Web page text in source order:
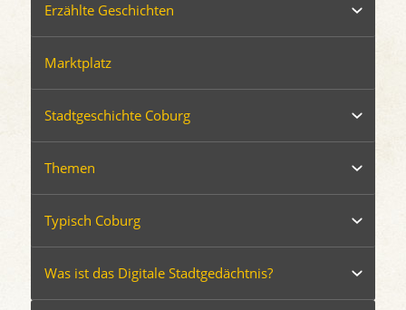
Erzählte Geschichten
Marktplatz
Stadtgeschichte Coburg
Themen
Typisch Coburg
Was ist das Digitale Stadtgedächtnis?